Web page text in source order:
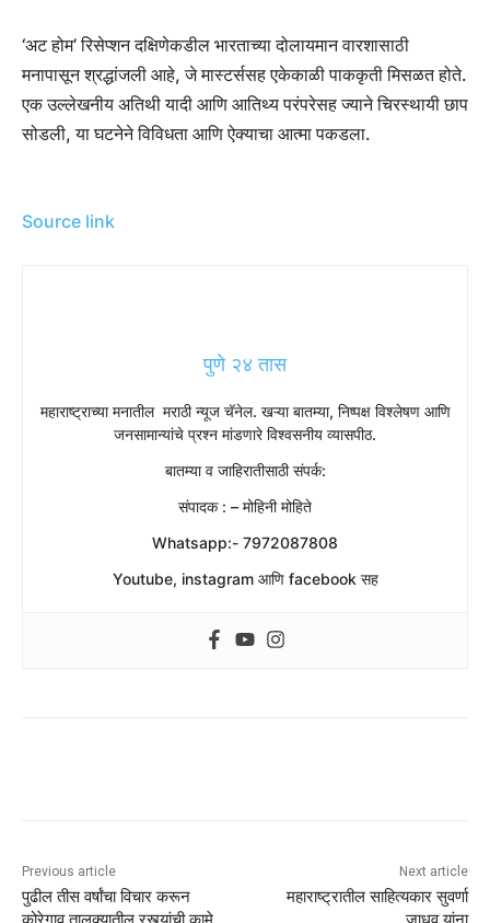
‘अट होम’ रिसेप्शन दक्षिणेकडील भारताच्या दोलायमान वारशासाठी
मनापासून श्रद्धांजली आहे, जे मास्टर्ससह एकेकाळी पाककृती मिसळत होते.
एक उल्लेखनीय अतिथी यादी आणि आतिथ्य परंपरेसह ज्याने चिरस्थायी छाप
सोडली, या घटनेने विविधता आणि ऐक्याचा आत्मा पकडला.
Source link
पुणे २४ तास
महाराष्ट्राच्या मनातील मराठी न्यूज चॅनेल. खऱ्या बातम्या, निष्पक्ष विश्लेषण आणि
जनसामान्यांचे प्रश्न मांडणारे विश्वसनीय व्यासपीठ.
बातम्या व जाहिरातीसाठी संपर्क:
संपादक : – मोहिनी मोहिते
Whatsapp:- 7972087808
Youtube, instagram आणि facebook सह
Previous article
पुढील तीस वर्षांचा विचार करून
Next article
महाराष्ट्रातील साहित्यकार सुवर्णा